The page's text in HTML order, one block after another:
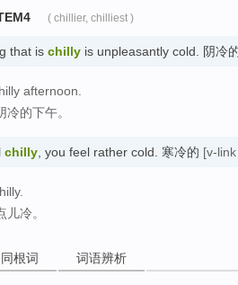
( chillier, chilliest )
that is chilly is unpleasantly cold. 阴冷
afternoon.
冷的下午。
chilly , you feel rather cold. 寒冷的 [v-
冷。
同根词 词语辨析